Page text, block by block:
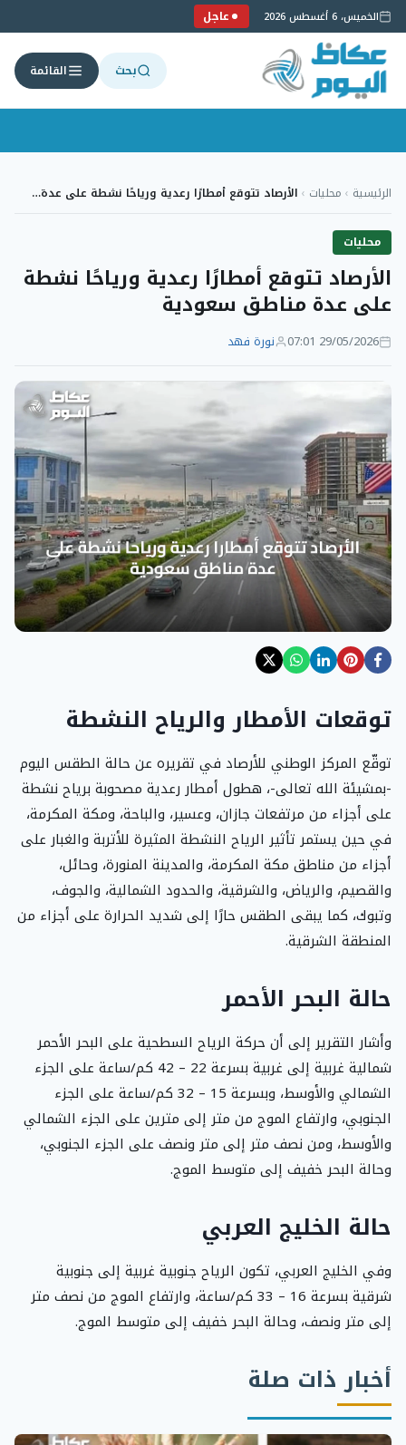
الخميس، 6 أغسطس 2026 عاجل
بحث القائمة
إلىالرئيسية › محليات › الأرصاد تتوقع أمطارًا رعدية ورياحًا نشطة على عدة…
محليات
الأرصاد تتوقع أمطارًا رعدية ورياحًا نشطة
على عدة مناطق سعودية
29/05/2026 07:01 نورة فهد
توقعات الأمطار والرياح النشطة
توقّع المركز الوطني للأرصاد في تقريره عن حالة الطقس اليوم
-بمشيئة الله تعالى-، هطول أمطار رعدية مصحوبة برياح نشطة
على أجزاء من مرتفعات جازان، وعسير، والباحة، ومكة المكرمة،
في حين يستمر تأثير الرياح النشطة المثيرة للأتربة والغبار على
أجزاء من مناطق مكة المكرمة، والمدينة المنورة، وحائل،
والقصيم، والرياض، والشرقية، والحدود الشمالية، والجوف،
وتبوك، كما يبقى الطقس حارًا إلى شديد الحرارة على أجزاء من
المنطقة الشرقية.
حالة البحر الأحمر
وأشار التقرير إلى أن حركة الرياح السطحية على البحر الأحمر
شمالية غربية إلى غربية بسرعة 22 – 42 كم/ساعة على الجزء
الشمالي والأوسط، وبسرعة 15 – 32 كم/ساعة على الجزء
الجنوبي، وارتفاع الموج من متر إلى مترين على الجزء الشمالي
والأوسط، ومن نصف متر إلى متر ونصف على الجزء الجنوبي،
وحالة البحر خفيف إلى متوسط الموج.
حالة الخليج العربي
وفي الخليج العربي، تكون الرياح جنوبية غربية إلى جنوبية
شرقية بسرعة 16 – 33 كم/ساعة، وارتفاع الموج من نصف متر
إلى متر ونصف، وحالة البحر خفيف إلى متوسط الموج.
أخبار ذات صلة